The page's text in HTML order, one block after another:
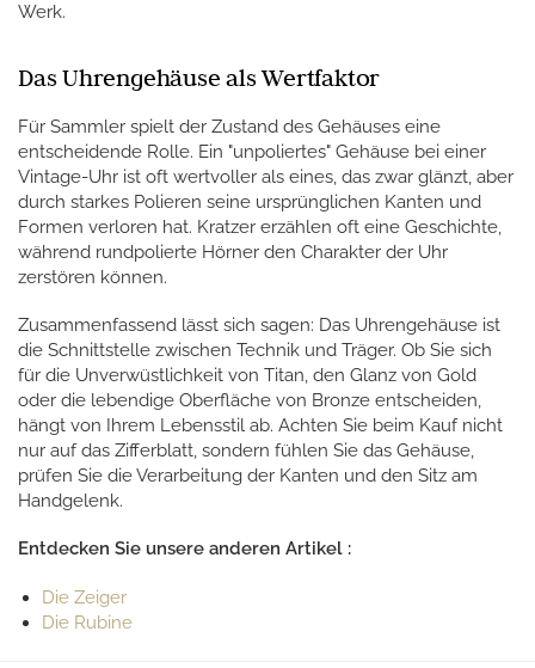
Werk.
Das Uhrengehäuse als Wertfaktor
Für Sammler spielt der Zustand des Gehäuses eine
entscheidende Rolle. Ein "unpoliertes" Gehäuse bei einer
Vintage-Uhr ist oft wertvoller als eines, das zwar glänzt, aber
durch starkes Polieren seine ursprünglichen Kanten und
Formen verloren hat. Kratzer erzählen oft eine Geschichte,
während rundpolierte Hörner den Charakter der Uhr
zerstören können.
Zusammenfassend lässt sich sagen: Das Uhrengehäuse ist
die Schnittstelle zwischen Technik und Träger. Ob Sie sich
für die Unverwüstlichkeit von Titan, den Glanz von Gold
oder die lebendige Oberfläche von Bronze entscheiden,
hängt von Ihrem Lebensstil ab. Achten Sie beim Kauf nicht
nur auf das Zifferblatt, sondern fühlen Sie das Gehäuse,
prüfen Sie die Verarbeitung der Kanten und den Sitz am
Handgelenk.
Entdecken Sie unsere anderen Artikel :
Die Zeiger
Die Rubine